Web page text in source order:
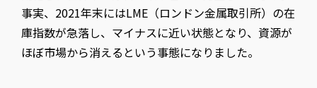
事実、2021年末にはLME（ロンドン金属取引所）の在
庫指数が急落し、マイナスに近い状態となり、資源が
ほぼ市場から消えるという事態になりました。